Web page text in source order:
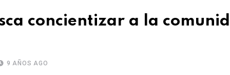
concientizar a la
9 AÑOS AGO